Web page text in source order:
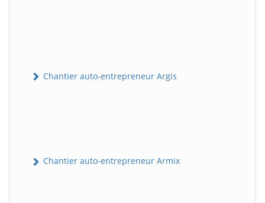
Chantier auto-entrepreneur Argis
Chantier auto-entrepreneur Armix